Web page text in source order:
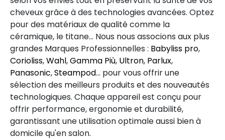
cheveux grâce à des technologies avancées. Optez
pour des matériaux de qualité comme la
céramique, le titane... Nous nous associons aux plus
grandes Marques Professionnelles : Babyliss pro,
Corioliss,Wahl,Gamma Più, Ultron, Parlux,
Panasonic,Steampod… pour vous offrir une
sélection des meilleurs produits et des nouveautés
technologiques. Chaque appareil est conçu pour
offrir performance, ergonomie et durabilité,
garantissant une utilisation optimale aussi bien à
domicile qu'en salon.